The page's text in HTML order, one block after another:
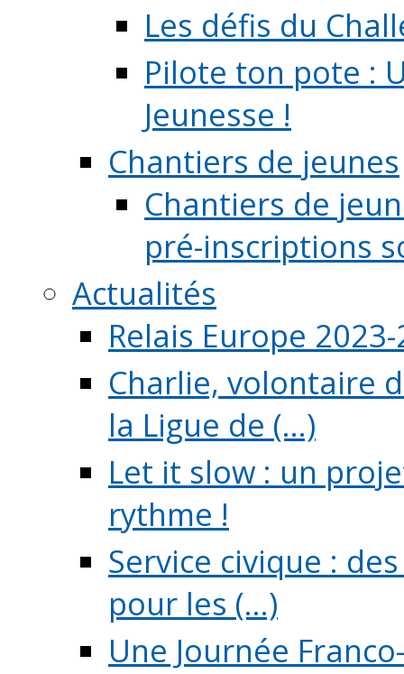
Les défis du
Pilote ton pote :
Jeunesse !
Chantiers de jeunes
Chantiers de
pré-inscriptions
Actualités
Relais Europe
Charlie, volontaire
la Ligue de (...)
Let it slow : un
rythme !
Service civique :
pour les (...)
Une Journée